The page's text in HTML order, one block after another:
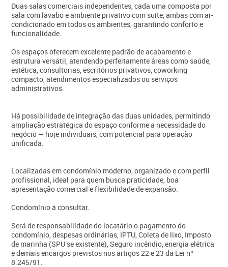
Duas salas comerciais independentes, cada uma composta por
sala com lavabo e ambiente privativo com suíte, ambas com ar-
condicionado em todos os ambientes, garantindo conforto e
funcionalidade.
Os espaços oferecem excelente padrão de acabamento e
estrutura versátil, atendendo perfeitamente áreas como saúde,
estética, consultorias, escritórios privativos, coworking
compacto, atendimentos especializados ou serviços
administrativos.
Há possibilidade de integração das duas unidades, permitindo
ampliação estratégica do espaço conforme a necessidade do
negócio — hoje individuais, com potencial para operação
unificada.
Localizadas em condomínio moderno, organizado e com perfil
profissional, ideal para quem busca praticidade, boa
apresentação comercial e flexibilidade de expansão.
Condomínio á consultar.
Será de responsabilidade do locatário o pagamento do
condomínio, despesas ordinárias, IPTU, Coleta de lixo, Imposto
de marinha (SPU se existente), Seguro incêndio, energia elétrica
e demais encargos previstos nos artigos 22 e 23 da Lei nº
8.245/91.